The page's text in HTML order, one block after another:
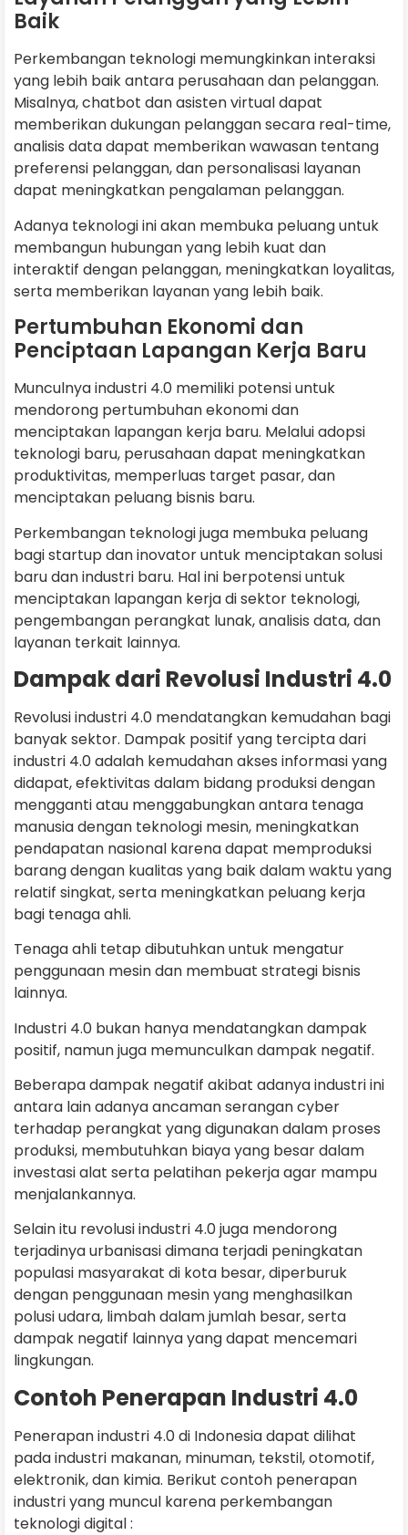
Baik
Perkembangan teknologi memungkinkan interaksi
yang lebih baik antara perusahaan dan pelanggan.
Misalnya, chatbot dan asisten virtual dapat
memberikan dukungan pelanggan secara real-time,
analisis data dapat memberikan wawasan tentang
preferensi pelanggan, dan personalisasi layanan
dapat meningkatkan pengalaman pelanggan.
Adanya teknologi ini akan membuka peluang untuk
membangun hubungan yang lebih kuat dan
interaktif dengan pelanggan, meningkatkan loyalitas,
serta memberikan layanan yang lebih baik.
Pertumbuhan Ekonomi dan
Penciptaan Lapangan Kerja Baru
Munculnya industri 4.0 memiliki potensi untuk
mendorong pertumbuhan ekonomi dan
menciptakan lapangan kerja baru. Melalui adopsi
teknologi baru, perusahaan dapat meningkatkan
produktivitas, memperluas target pasar, dan
menciptakan peluang bisnis baru.
Perkembangan teknologi juga membuka peluang
bagi startup dan inovator untuk menciptakan solusi
baru dan industri baru. Hal ini berpotensi untuk
menciptakan lapangan kerja di sektor teknologi,
pengembangan perangkat lunak, analisis data, dan
layanan terkait lainnya.
Dampak dari Revolusi Industri 4.0
Revolusi industri 4.0 mendatangkan kemudahan bagi
banyak sektor. Dampak positif yang tercipta dari
industri 4.0 adalah kemudahan akses informasi yang
didapat, efektivitas dalam bidang produksi dengan
mengganti atau menggabungkan antara tenaga
manusia dengan teknologi mesin, meningkatkan
pendapatan nasional karena dapat memproduksi
barang dengan kualitas yang baik dalam waktu yang
relatif singkat, serta meningkatkan peluang kerja
bagi tenaga ahli.
Tenaga ahli tetap dibutuhkan untuk mengatur
penggunaan mesin dan membuat strategi bisnis
lainnya.
Industri 4.0 bukan hanya mendatangkan dampak
positif, namun juga memunculkan dampak negatif.
Beberapa dampak negatif akibat adanya industri ini
antara lain adanya ancaman serangan cyber
terhadap perangkat yang digunakan dalam proses
produksi, membutuhkan biaya yang besar dalam
investasi alat serta pelatihan pekerja agar mampu
menjalankannya.
Selain itu revolusi industri 4.0 juga mendorong
terjadinya urbanisasi dimana terjadi peningkatan
populasi masyarakat di kota besar, diperburuk
dengan penggunaan mesin yang menghasilkan
polusi udara, limbah dalam jumlah besar, serta
dampak negatif lainnya yang dapat mencemari
lingkungan.
Contoh Penerapan Industri 4.0
Penerapan industri 4.0 di Indonesia dapat dilihat
pada industri makanan, minuman, tekstil, otomotif,
elektronik, dan kimia. Berikut contoh penerapan
industri yang muncul karena perkembangan
teknologi digital :